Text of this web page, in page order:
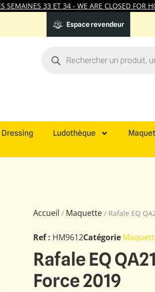
SEMAINES 33 ET 34 - WE ARE CLOSED FOR
Espace revendeur
Dressing Ludothèque
Accueil / Maquette / Rafale EQ
Ref : HM9612Catégorie
Rafale EQ
Force 2019